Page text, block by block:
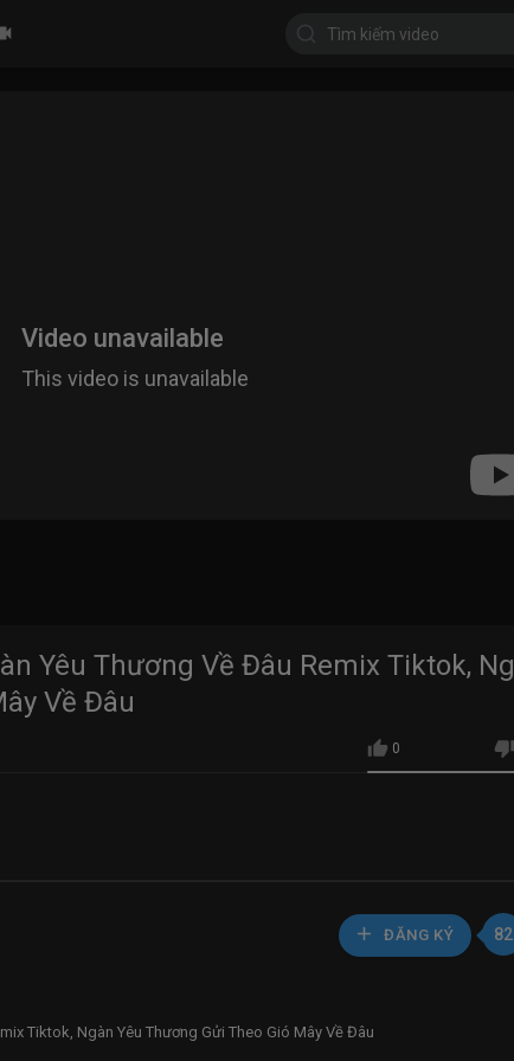
Yêu Thương Về Đâu Remix Tiktok, Ng
Về Đâu
0
ĐĂNG KÝ 82
Tiktok, Ngàn Yêu Thương Gửi Theo Gió Mây Về Đâu